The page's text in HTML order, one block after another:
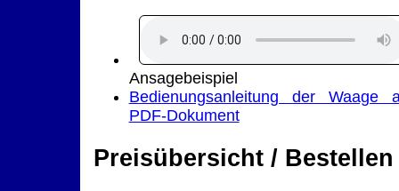
Ansagebeispiel
Bedienungsanleitung der Waage
PDF-Dokument
Preisübersicht / Bestellen